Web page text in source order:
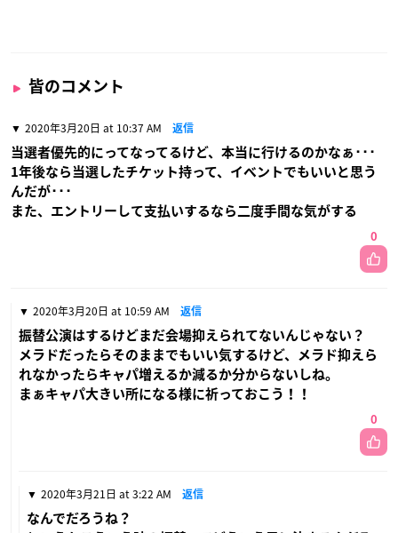
皆のコメント
2020年3月20日 at 10:37 AM 返信
当選者優先的にってなってるけど、本当に行けるのかなぁ･･･
1年後なら当選したチケット持って、イベントでもいいと思う
んだが･･･
また、エントリーして支払いするなら二度手間な気がする
0
2020年3月20日 at 10:59 AM 返信
振替公演はするけどまだ会場抑えられてないんじゃない？
メラドだったらそのままでもいい気するけど、メラド抑えら
れなかったらキャパ増えるか減るか分からないしね。
まぁキャパ大きい所になる様に祈っておこう！！
0
2020年3月21日 at 3:22 AM 返信
なんでだろうね？